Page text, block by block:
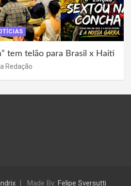
tem telão para Brasil x Haiti
Redação
Made By: Felipe Sversutti